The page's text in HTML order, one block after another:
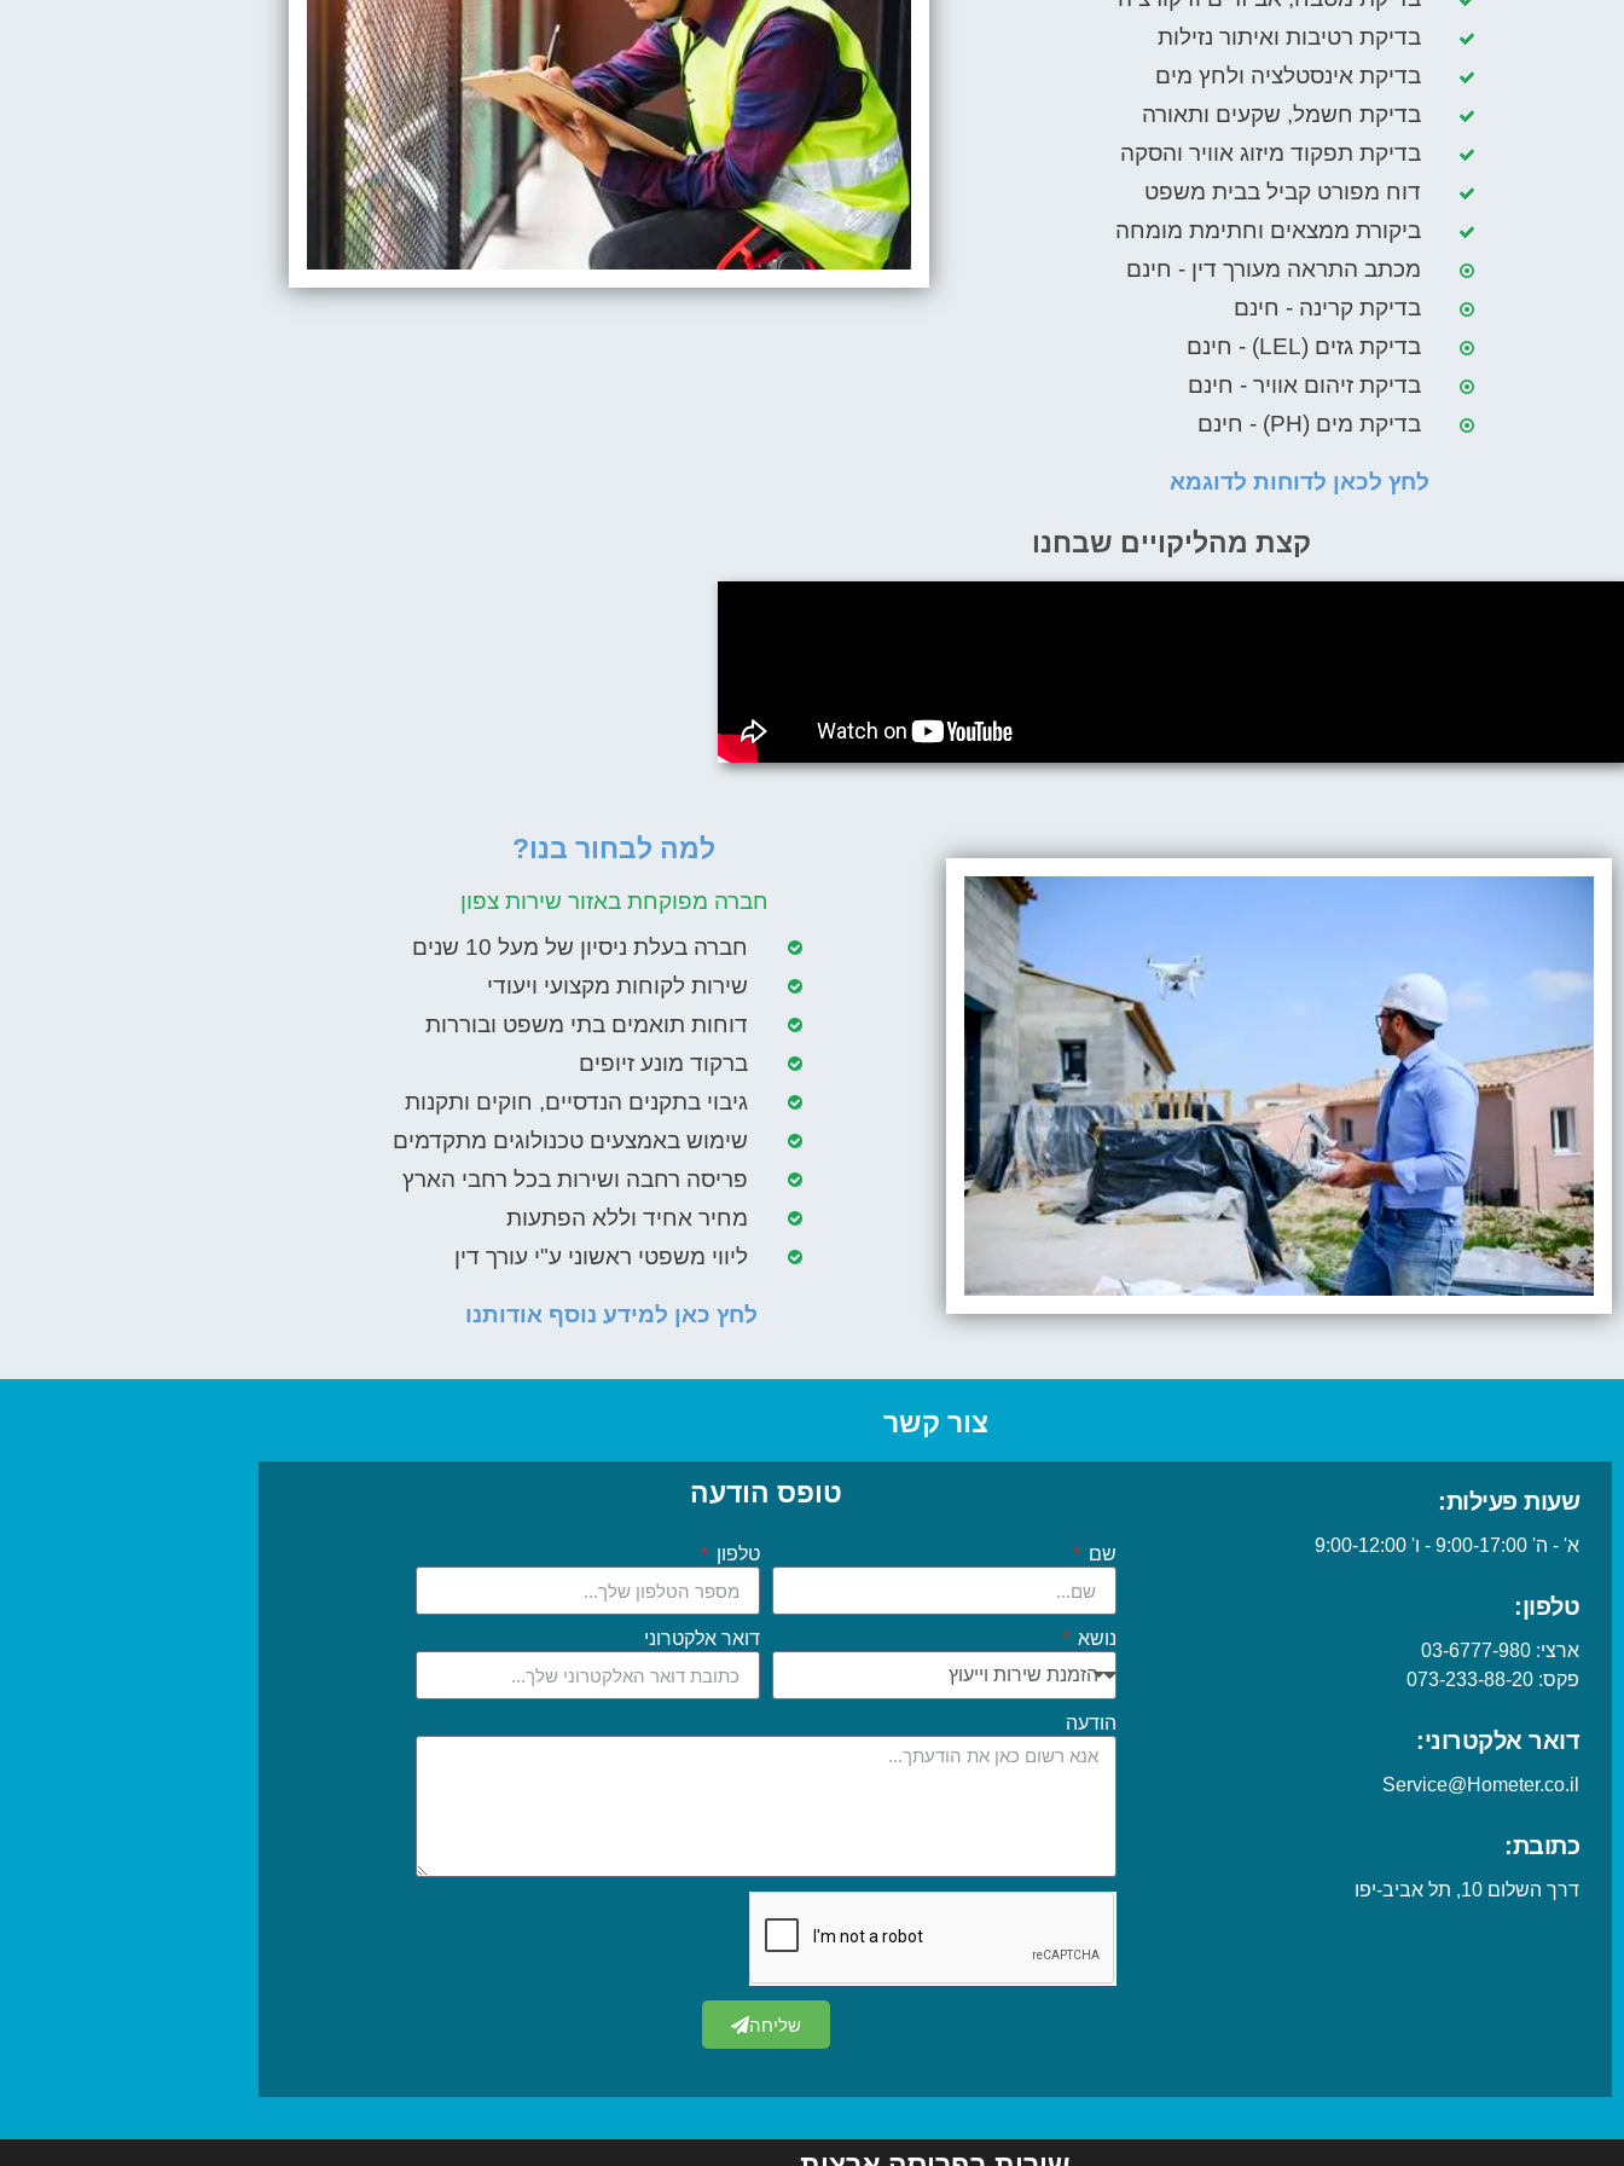
בדיקת רטיבות ואיתור נזילות
בדיקת אינסטלציה ולחץ מים
בדיקת חשמל, שקעים ותאורה
בדיקת תפקוד מיזוג אוויר והסקה
דוח מפורט קביל בבית משפט
ביקורת ממצאים וחתימת מומחה
מכתב התראה מעורך דין - חינם
בדיקת קרינה - חינם
בדיקת גזים (LEL) - חינם
בדיקת זיהום אוויר - חינם
בדיקת מים (PH) - חינם
לחץ לכאן לדוחות לדוגמא
קצת מהליקויים שבחנו
למה לבחור בנו?
חברה מפוקחת באזור שירות צפון
חברה בעלת ניסיון של מעל 10 שנים
שירות לקוחות מקצועי ויעודי
דוחות תואמים בתי משפט ובוררות
ברקוד מונע זיופים
גיבוי בתקנים הנדסיים, חוקים ותקנות
שימוש באמצעים טכנולוגים מתקדמים
פריסה רחבה ושירות בכל רחבי הארץ​
מחיר אחיד וללא הפתעות
ליווי משפטי ראשוני ע"י עורך דין
לחץ כאן למידע נוסף אודותנו
צור קשר
שעות פעילות:
א' - ה' 9:00-17:00 - ו' 9:00-12:00
טלפון:
ארצי: 03-6777-980
פקס: 073-233-88-20
דואר אלקטרוני:
Service@Hometer.co.il
כתובת:
דרך השלום 10, תל אביב-יפו
טופס הודעה
שם טלפון
נושא דואר אלקטרוני
הודעה
שליחה